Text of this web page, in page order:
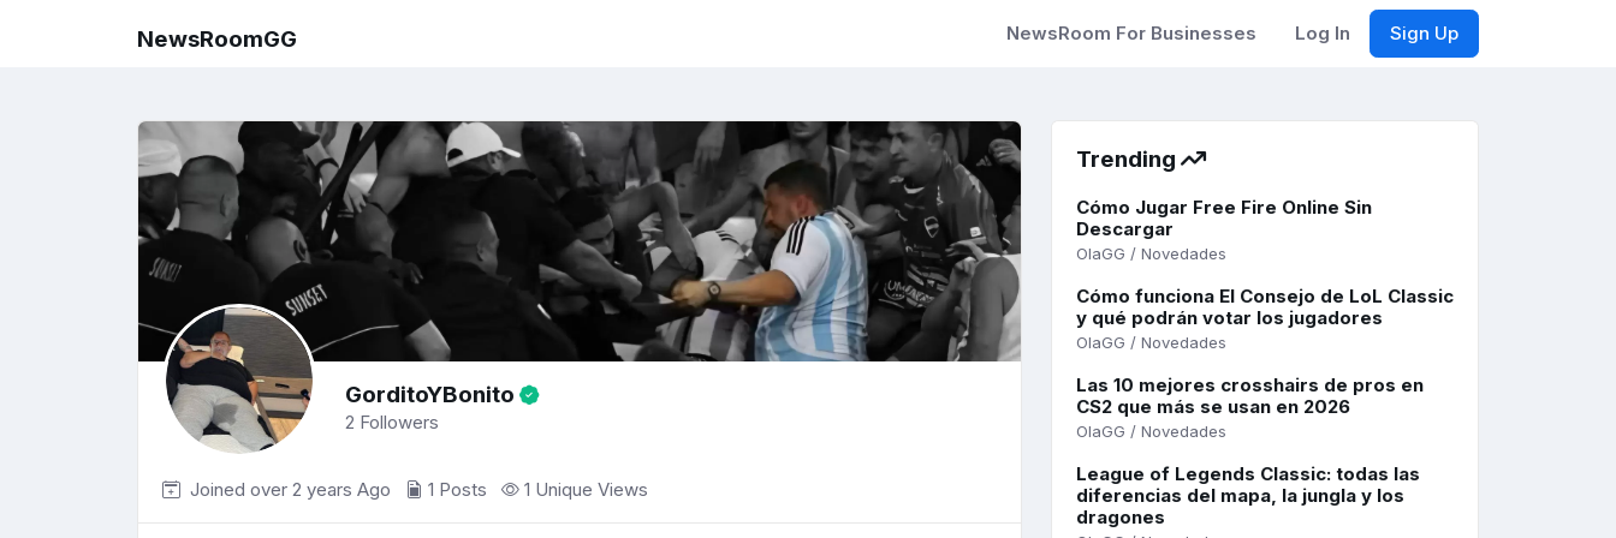
NewsRoomGG NewsRoom For Businesses Log In Sign Up
GorditoYBonito
2 Followers
Joined over 2 years Ago 1 Posts 1 Unique Views
Trending
Cómo Jugar Free Fire Online Sin
Descargar
OlaGG / Novedades
Cómo funciona El Consejo de LoL Classic
y qué podrán votar los jugadores
OlaGG / Novedades
Las 10 mejores crosshairs de pros en
CS2 que más se usan en 2026
OlaGG / Novedades
League of Legends Classic: todas las
diferencias del mapa, la jungla y los
dragones